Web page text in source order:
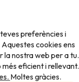
Fogons
preferències i
cookies ens
la nostra web per a tu.
eficient i rellevant.
Moltes gràcies.